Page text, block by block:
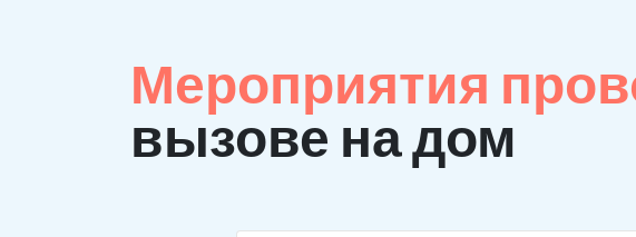
Мероприятия
вызове на дом